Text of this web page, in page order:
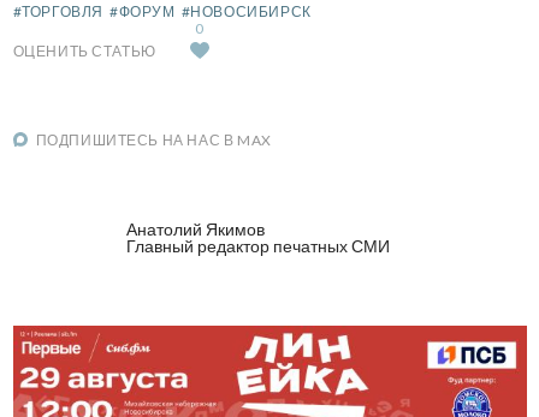
#ТОРГОВЛЯ #ФОРУМ #НОВОСИБИРСК
ОЦЕНИТЬ СТАТЬЮ
0
ПОДПИШИТЕСЬ НА НАС В MAX
Анатолий Якимов
Главный редактор печатных СМИ